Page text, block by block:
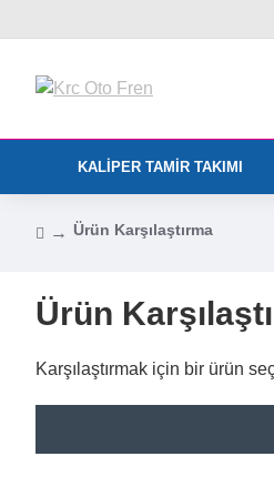
KALIPER TAMIR TAKIMI
Ürün Karşılaştırma
Ürün
Karşılaştırmak için bir ürün